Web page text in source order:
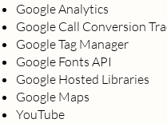
Google Analytics
Google Call Conversion
Google Tag Manager
Google Fonts API
Google Hosted Libraries
Google Maps
YouTube